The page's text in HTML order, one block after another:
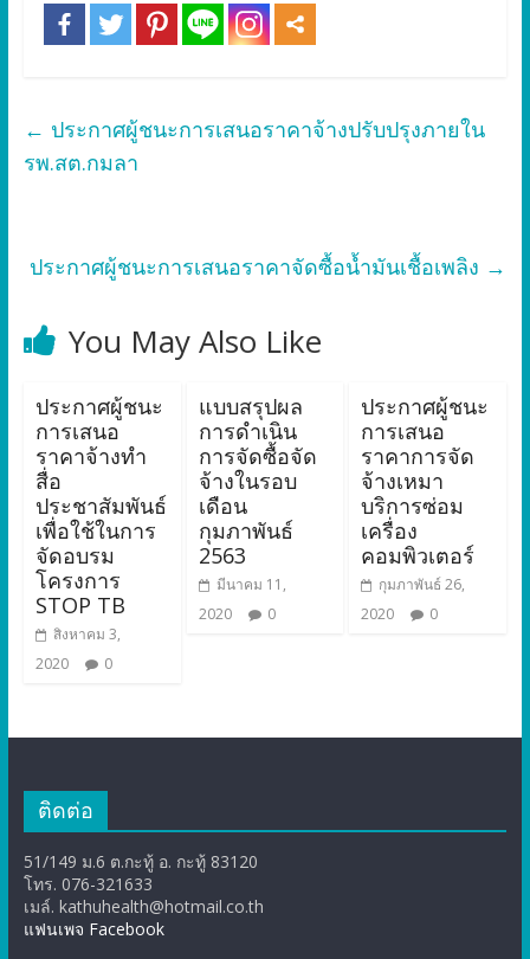
← ประกาศผู้ชนะการเสนอราคาจ้างปรับปรุงภายใน
รพ.สต.กมลา
ประกาศผู้ชนะการเสนอราคาจัดซื้อน้ำมันเชื้อเพลิง →
You May Also Like
ประกาศผู้ชนะ
การเสนอ
ราคาจ้างทำ
สื่อ
ประชาสัมพันธ์
เพื่อใช้ในการ
จัดอบรม
โครงการ
STOP TB
สิงหาคม 3,
2020
0
แบบสรุปผล
การดำเนิน
การจัดซื้อจัด
จ้างในรอบ
เดือน
กุมภาพันธ์
2563
มีนาคม 11,
2020
0
ประกาศผู้ชนะ
การเสนอ
ราคาการจัด
จ้างเหมา
บริการซ่อม
เครื่อง
คอมพิวเตอร์
กุมภาพันธ์ 26,
2020
0
ติดต่อ
51/149 ม.6 ต.กะทู้ อ. กะทู้ 83120
โทร. 076-321633
เมล์. kathuhealth@hotmail.co.th
แฟนเพจ Facebook